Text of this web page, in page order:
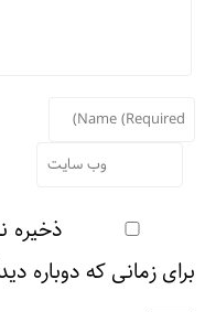
ذخیره
برای زمانی که دوباره